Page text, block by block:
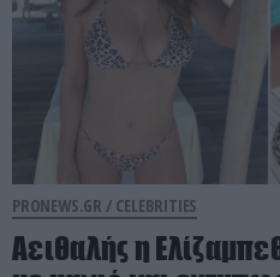
PRONEWS.GR / CELEBRITIES
Αειθαλής η